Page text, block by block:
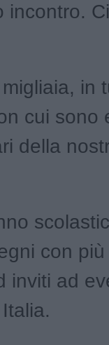
incontro.
in
cui sono
della
con
inviti ad